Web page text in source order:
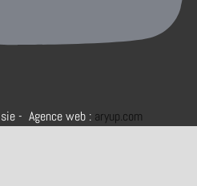
- Agence web : aryup.com